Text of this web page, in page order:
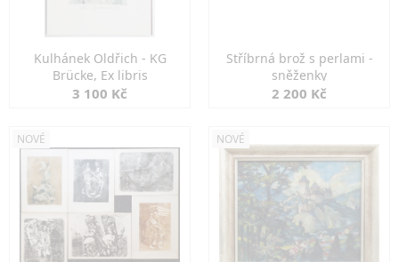
Kulhánek Oldřich - KG
Brücke, Ex libris
3 100 Kč
Stříbrná brož s perlami -
sněženky
2 200 Kč
NOVÉ NOVÉ